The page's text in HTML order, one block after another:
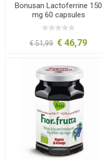
Bonusan Lactoferrine 150
mg 60 capsules
€ 51,99 € 46,79